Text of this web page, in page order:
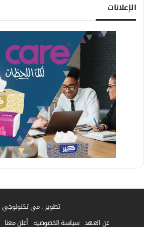
الإعلانات
تطوير : مي تكنولوجي
عن العهد سياسة الخصوصية أعلن معنا